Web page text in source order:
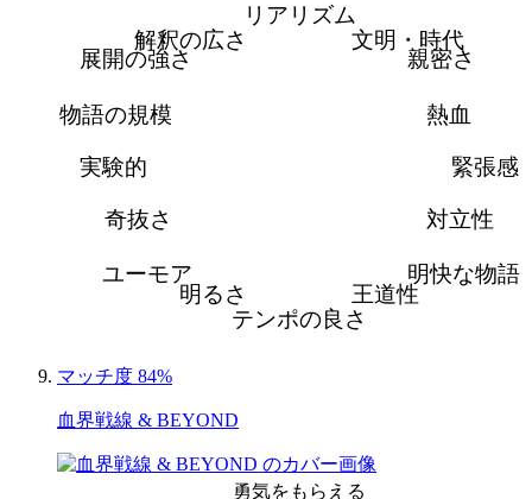
リアリズム
文明・時代
親密さ
熱血
緊張感
対立性
明快な物語
王道性
テンポの良さ
明るさ
ユーモア
奇抜さ
実験的
物語の規模
展開の強さ
解釈の広さ
マッチ度 84%
血界戦線 & BEYOND
勇気をもらえる